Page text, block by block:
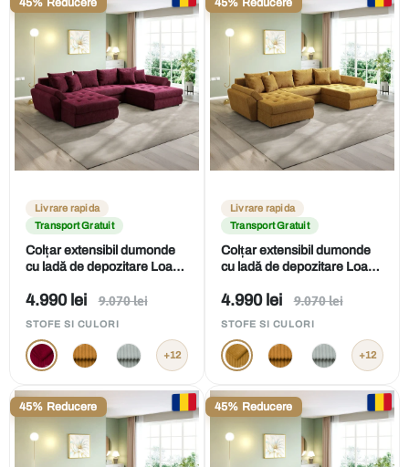
45% Reducere
Livrare rapida
Transport Gratuit
Colțar extensibil dumonde
cu ladă de depozitare Loana
Preț
de
vânzare
4.990 lei
Preț
9.070 lei
STOFE SI CULORI
+12
45% Reducere
Livrare rapida
Transport Gratuit
Colțar extensibil dumonde
cu ladă de depozitare Loana
Preț
de
vânzare
4.990 lei
Preț
9.070 lei
STOFE SI CULORI
+12
45% Reducere 45% Reducere